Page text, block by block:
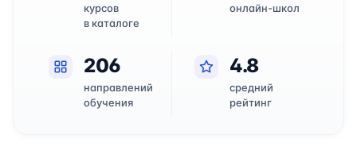
курсов
в каталоге
онлайн-школ
206
направлений
обучения
4.8
средний
рейтинг